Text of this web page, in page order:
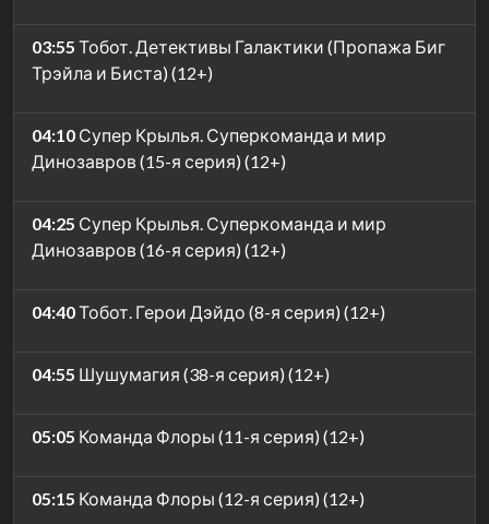
03:55 Тобот. Детективы Галактики (Пропажа Биг
Трэйла и Биста) (12+)
04:10 Супер Крылья. Суперкоманда и мир
Динозавров (15-я серия) (12+)
04:25 Супер Крылья. Суперкоманда и мир
Динозавров (16-я серия) (12+)
04:40Тобот. Герои Дэйдо (8-я серия) (12+)
04:55 Шушумагия (38-я серия) (12+)
05:05 Команда Флоры (11-я серия) (12+)
05:15 Команда Флоры (12-я серия) (12+)